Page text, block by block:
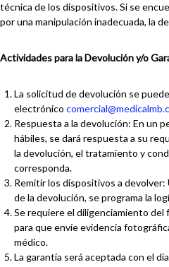
técnica de los dispositivos. Si se
por una manipulación inadecuada, la
Actividades para la Devolución y/o
La solicitud de devolución se
electrónico
Respuesta a la devolución: En un
hábiles, se dará respuesta a su
la devolución, el tratamiento y
corresponda.
Remitir los dispositivos a
de la devolución, se programa la
Se requiere el diligenciamiento del
para que envíe evidencia
médico.
La garantía será aceptada con el